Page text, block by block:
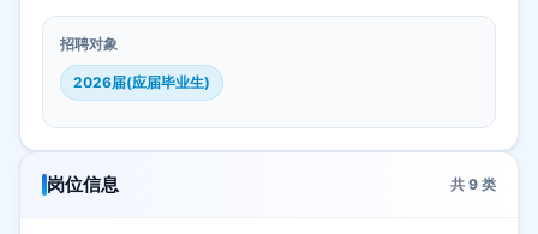
招聘对象
2026届(应届毕业生)
岗位信息 共 9 类